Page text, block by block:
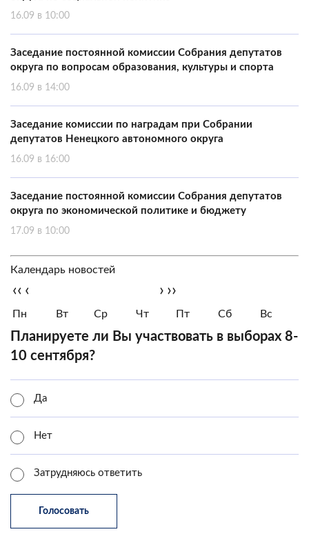
16.09 в 10:00
Заседание постоянной комиссии Собрания депутатов
округа по вопросам образования, культуры и спорта
16.09 в 14:00
Заседание комиссии по наградам при Собрании
депутатов Ненецкого автономного округа
16.09 в 16:00
Заседание постоянной комиссии Собрания депутатов
округа по экономической политике и бюджету
17.09 в 10:00
Календарь новостей
‹‹ ‹ › ››
Пн Вт Ср Чт Пт Сб Вс
Планируете ли Вы участвовать в выборах 8-
10 сентября?
Да
Нет
Затрудняюсь ответить